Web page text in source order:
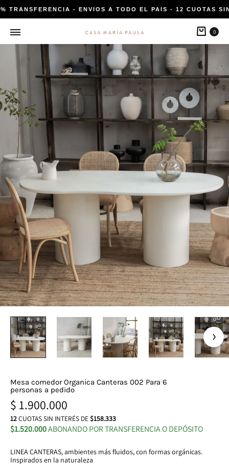
0
Mesa comedor Organica Canteras 002 Para 6
personas a pedido
$ 1.900.000
12CUOTAS SIN INTERÉS DE$158.333
$1.520.000ABONANDO POR TRANSFERENCIA O DEPÓSITO
LINEA CANTERAS, ambientes más fluidos, con formas orgánicas.
Inspirados en la naturaleza
TRANSFERENCIA - ENVIOS A TODO EL PAIS - 12 CUOTAS